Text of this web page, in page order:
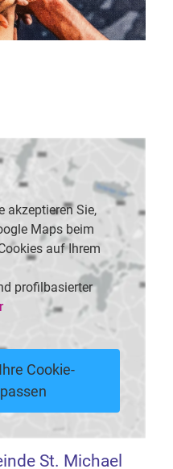
akzeptieren Sie,
Maps beim
auf Ihrem
profilbasierter
Cookie-
St. Michael